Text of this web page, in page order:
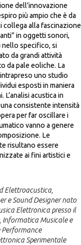
dell’innovazione
più ampio che è da
collega alla fascinazione
in oggetti sonori,
nello specifico, si
da grandi attività
da pale eoliche. La
uno studio
esposti in maniera
acustica in
consistente intensità
per far oscillare i
vanno a genere
Le
risultano essere
ai fini artistici e
Elettroacustica,
e Sound Designer nato
Elettronica presso il
Informatica Musicale e
Performance
Sperimentale